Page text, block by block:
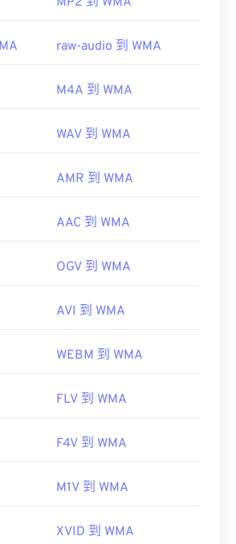
raw-audio 到 WMA
M4A 到 WMA
WAV 到 WMA
AMR 到 WMA
AAC 到 WMA
OGV 到 WMA
AVI 到 WMA
WEBM 到 WMA
FLV 到 WMA
F4V 到 WMA
M1V 到 WMA
XVID 到 WMA